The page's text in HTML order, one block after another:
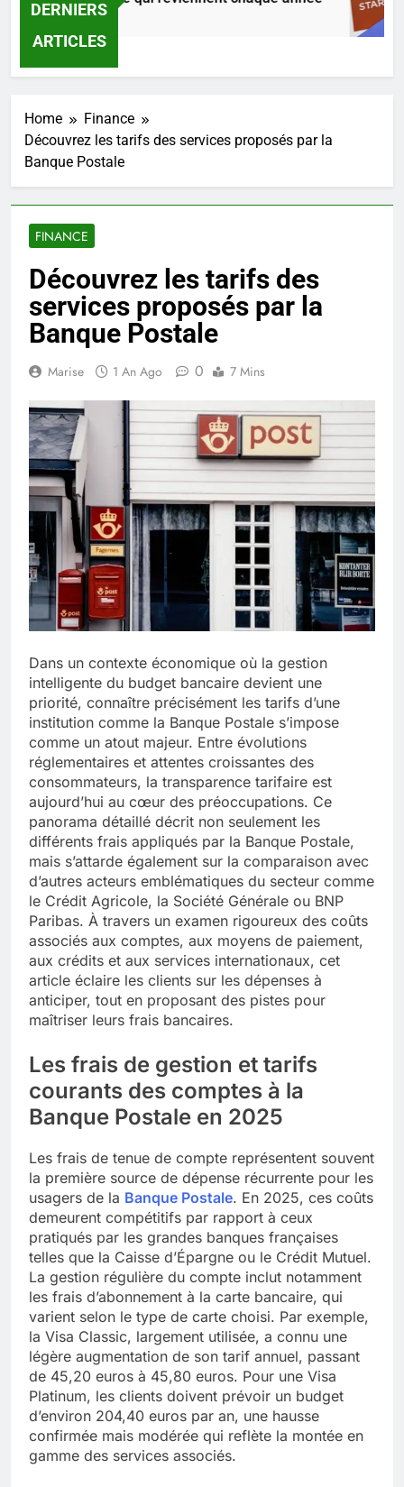
DERNIERS
ARTICLES
Home
Finance
Découvrez les tarifs des services proposés par la
Banque Postale
FINANCE
Découvrez les tarifs des
services proposés par la
Banque Postale
Marise 1 An Ago 0 7 Mins
Dans un contexte économique où la gestion
intelligente du budget bancaire devient une
priorité, connaître précisément les tarifs d’une
institution comme la Banque Postale s’impose
comme un atout majeur. Entre évolutions
réglementaires et attentes croissantes des
consommateurs, la transparence tarifaire est
aujourd’hui au cœur des préoccupations. Ce
panorama détaillé décrit non seulement les
différents frais appliqués par la Banque Postale,
mais s’attarde également sur la comparaison avec
d’autres acteurs emblématiques du secteur comme
le Crédit Agricole, la Société Générale ou BNP
Paribas. À travers un examen rigoureux des coûts
associés aux comptes, aux moyens de paiement,
aux crédits et aux services internationaux, cet
article éclaire les clients sur les dépenses à
anticiper, tout en proposant des pistes pour
maîtriser leurs frais bancaires.
Les frais de gestion et tarifs
courants des comptes à la
Banque Postale en 2025
Les frais de tenue de compte représentent souvent
la première source de dépense récurrente pour les
usagers de la Banque Postale. En 2025, ces coûts
demeurent compétitifs par rapport à ceux
pratiqués par les grandes banques françaises
telles que la Caisse d’Épargne ou le Crédit Mutuel.
La gestion régulière du compte inclut notamment
les frais d’abonnement à la carte bancaire, qui
varient selon le type de carte choisi. Par exemple,
la Visa Classic, largement utilisée, a connu une
légère augmentation de son tarif annuel, passant
de 45,20 euros à 45,80 euros. Pour une Visa
Platinum, les clients doivent prévoir un budget
d’environ 204,40 euros par an, une hausse
confirmée mais modérée qui reflète la montée en
gamme des services associés.